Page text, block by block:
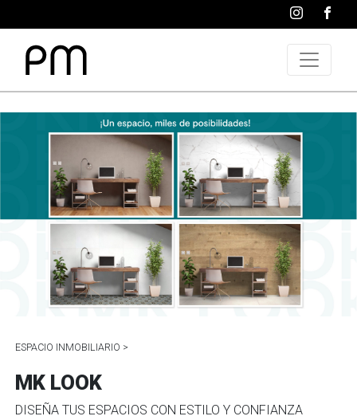
ESPACIO INMOBILIARIO >
MK LOOK
DISEÑA TUS ESPACIOS CON ESTILO Y CONFIANZA